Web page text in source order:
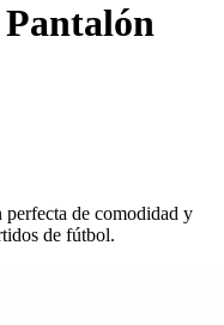
Pantalón
de comodidad y
de fútbol.